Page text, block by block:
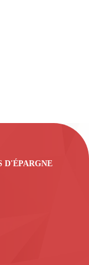
D'ÉPARGNE